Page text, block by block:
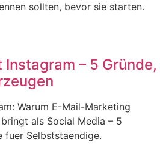
sollten, bevor sie starten.
– 5 Gründe,
Warum E-Mail-Marketing
als Social Media – 5
fuer Selbststaendige.